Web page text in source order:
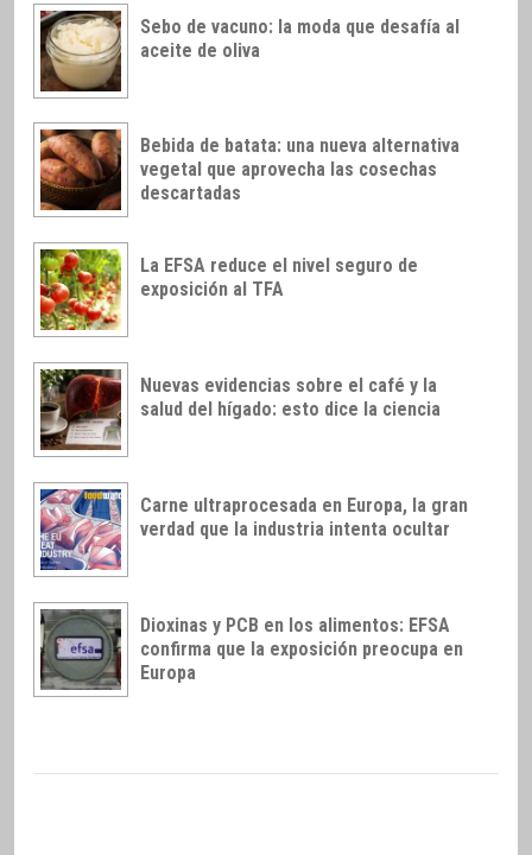
Sebo de vacuno: la moda que desafía al
aceite de oliva
Bebida de batata: una nueva alternativa
vegetal que aprovecha las cosechas
descartadas
La EFSA reduce el nivel seguro de
exposición al TFA
Nuevas evidencias sobre el café y la
salud del hígado: esto dice la ciencia
Carne ultraprocesada en Europa, la gran
verdad que la industria intenta ocultar
Dioxinas y PCB en los alimentos: EFSA
confirma que la exposición preocupa en
Europa